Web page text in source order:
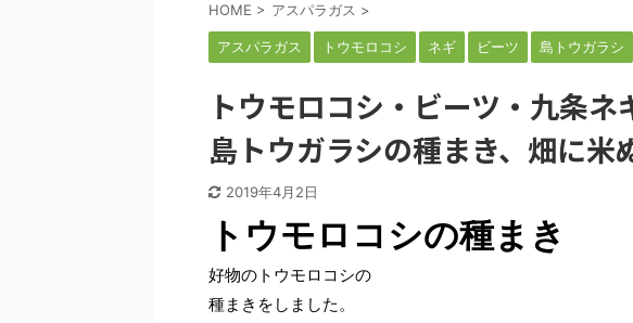
HOME > アスパラガス >
アスパラガス トウモロコシ ネギ ビーツ 島トウガラシ
トウモロコシ・ビーツ・九条
島トウガラシの種まき、畑に米
2019年4月2日
トウモロコシの種まき
好物のトウモロコシの
種まきをしました。